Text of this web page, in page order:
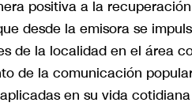
positiva a la
desde la emisora se
de la localidad en el área
de la comunicación
en su vida